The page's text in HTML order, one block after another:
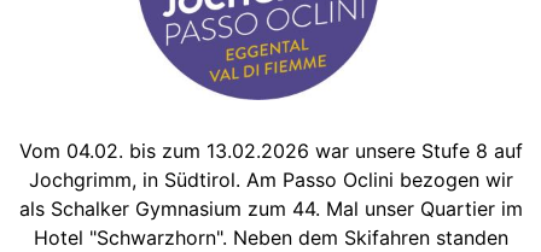
Vom 04.02. bis zum 13.02.2026 war unsere Stufe 8 auf
Jochgrimm, in Südtirol. Am Passo Oclini bezogen wir
als Schalker Gymnasium zum 44. Mal unser Quartier im
Hotel "Schwarzhorn". Neben dem Skifahren standen